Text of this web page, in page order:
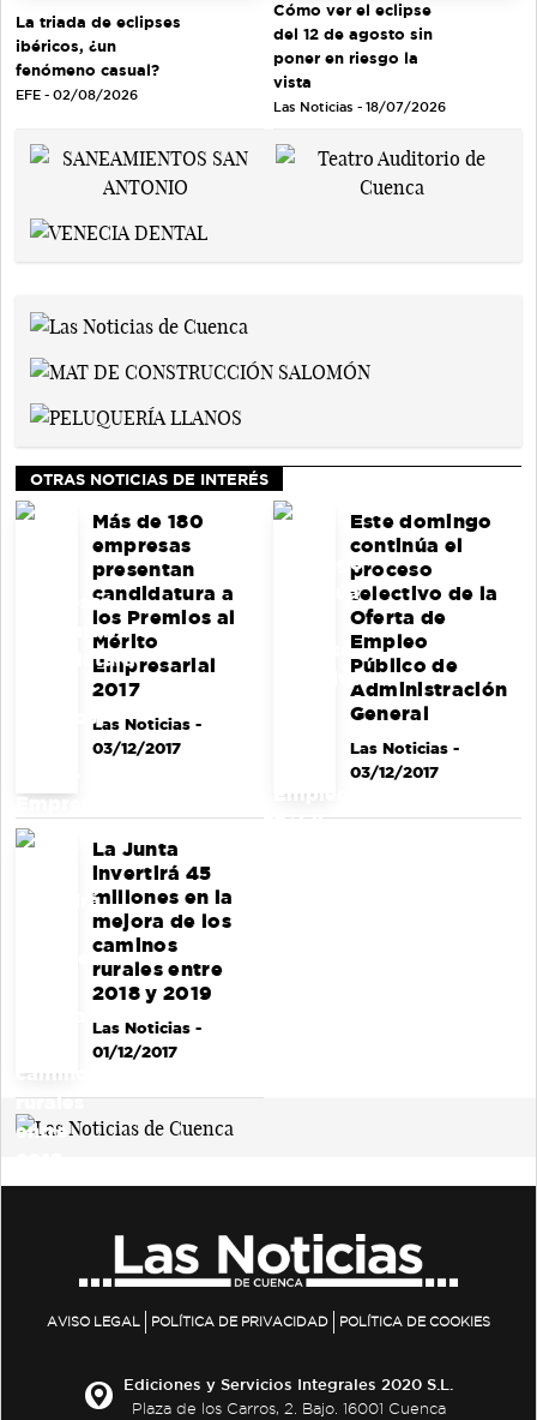
La triada de eclipses
ibéricos, ¿un
fenómeno casual?
EFE - 02/08/2026
Cómo ver el eclipse
del 12 de agosto sin
poner en riesgo la
vista
Las Noticias - 18/07/2026
OTRAS NOTICIAS DE INTERÉS
Más de 180
empresas
presentan
candidatura a
los Premios al
Mérito
Empresarial
2017
Las Noticias-
03/12/2017
Este domingo
continúa el
proceso
selectivo de la
Oferta de
Empleo
Público de
Administración
General
Las Noticias-
03/12/2017
La Junta
invertirá 45
millones en la
mejora de los
caminos
rurales entre
2018 y 2019
Las Noticias-
01/12/2017
AVISO LEGAL POLÍTICA DE PRIVACIDAD POLÍTICA DE COOKIES
Ediciones y Servicios Integrales 2020 S.L.
Plaza de los Carros, 2. Bajo. 16001 Cuenca